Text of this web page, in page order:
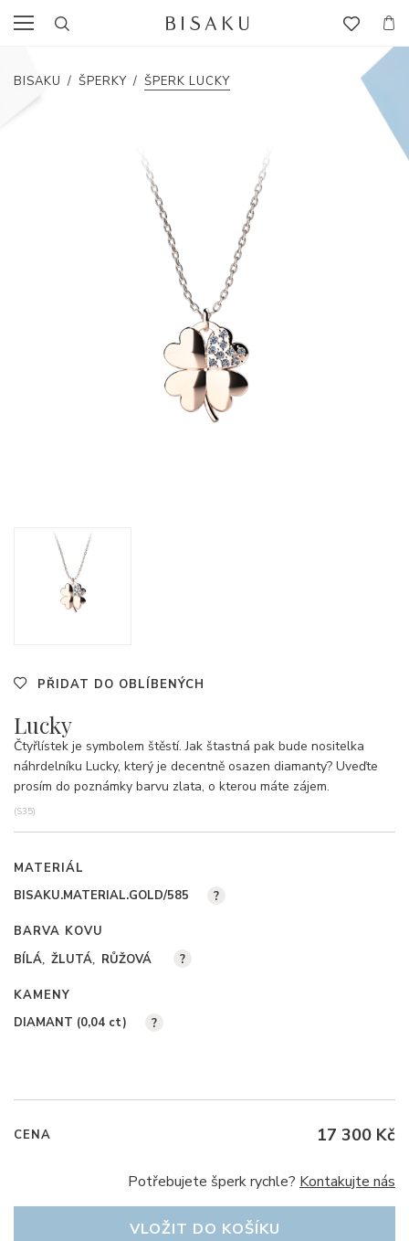
BISAKU / ŠPERKY / ŠPERK LUCKY
PŘIDAT DO OBLÍBENÝCH
Lucky
Čtyřlístek je symbolem štěstí. Jak štastná pak bude nositelka
náhrdelníku Lucky, který je decentně osazen diamanty? Uveďte
prosím do poznámky barvu zlata, o kterou máte zájem.
(S35)
MATERIÁL
BISAKU.MATERIAL.GOLD/585
?
BARVA KOVU
BÍLÁ ŽLUTÁ RŮŽOVÁ ?
KAMENY
DIAMANT (0,04 ct) ?
CENA 17 300 Kč
Potřebujete šperk rychle? Kontakujte nás
VLOŽIT DO KOŠÍKU